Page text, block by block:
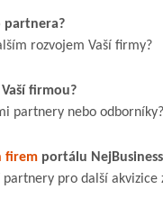
partnera?
rozvojem Vaší firmy?
firmou?
partnery nebo odborníky?
firem portálu
pro další akvizice